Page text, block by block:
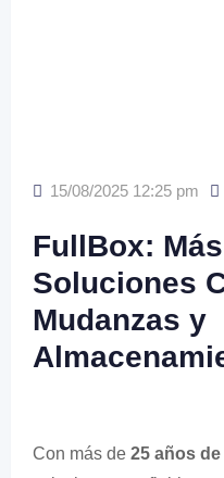
15/08/2025 12:25 pm
FullBox:
Soluciones
Mudanzas y
Con más de 25 años